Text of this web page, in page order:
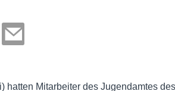
hatten Mitarbeiter des Jugendamtes